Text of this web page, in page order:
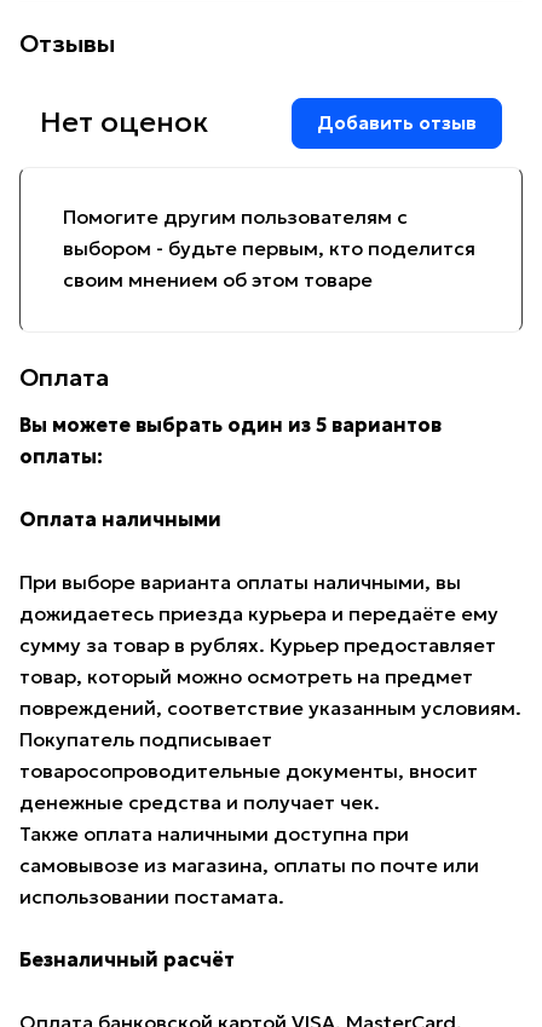
Отзывы
Помогите другим пользователям с
выбором - будьте первым, кто поделится
своим мнением об этом товаре
Нет оценок Добавить отзыв
Оплата
Вы можете выбрать один из 5 вариантов
оплаты:
Оплата наличными
При выборе варианта оплаты наличными, вы
дожидаетесь приезда курьера и передаёте ему
сумму за товар в рублях. Курьер предоставляет
товар, который можно осмотреть на предмет
повреждений, соответствие указанным условиям.
Покупатель подписывает
товаросопроводительные документы, вносит
денежные средства и получает чек.
Также оплата наличными доступна при
самовывозе из магазина, оплаты по почте или
использовании постамата.
Безналичный расчёт
Оплата банковской картой VISA, MasterCard,